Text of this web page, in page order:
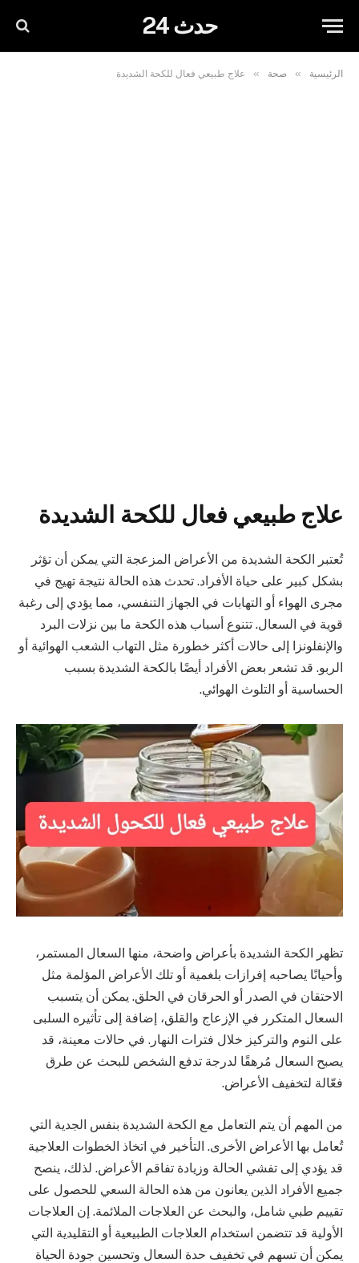
حدث 24
الرئيسية » صحة » علاج طبيعي فعال للكحة الشديدة
علاج طبيعي فعال للكحة الشديدة
تُعتبر الكحة الشديدة من الأعراض المزعجة التي يمكن أن تؤثر
بشكل كبير على حياة الأفراد. تحدث هذه الحالة نتيجة تهيج في
مجرى الهواء أو التهابات في الجهاز التنفسي، مما يؤدي إلى رغبة
قوية في السعال. تتنوع أسباب هذه الكحة ما بين نزلات البرد
والإنفلونزا إلى حالات أكثر خطورة مثل التهاب الشعب الهوائية أو
الربو. قد تشعر بعض الأفراد أيضًا بالكحة الشديدة بسبب
الحساسية أو التلوث الهوائي.
تظهر الكحة الشديدة بأعراض واضحة، منها السعال المستمر،
وأحيانًا يصاحبه إفرازات بلغمية أو تلك الأعراض المؤلمة مثل
الاحتقان في الصدر أو الحرقان في الحلق. يمكن أن يتسبب
السعال المتكرر في الإزعاج والقلق، إضافة إلى تأثيره السلبى
على النوم والتركيز خلال فترات النهار. في حالات معينة، قد
يصبح السعال مُرهقًا لدرجة تدفع الشخص للبحث عن طرق
فعّالة لتخفيف الأعراض.
من المهم أن يتم التعامل مع الكحة الشديدة بنفس الجدية التي
تُعامل بها الأعراض الأخرى. التأخير في اتخاذ الخطوات العلاجية
قد يؤدي إلى تفشي الحالة وزيادة تفاقم الأعراض. لذلك، ينصح
جميع الأفراد الذين يعانون من هذه الحالة السعي للحصول على
تقييم طبي شامل، والبحث عن العلاجات الملائمة. إن العلاجات
الأولية قد تتضمن استخدام العلاجات الطبيعية أو التقليدية التي
يمكن أن تسهم في تخفيف حدة السعال وتحسين جودة الحياة